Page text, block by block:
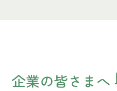
企業の皆さまへ